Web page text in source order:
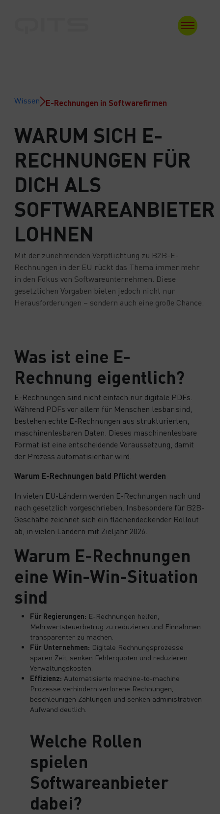
Wissen E-Rechnungen in Softwarefirmen
WARUM SICH E-
RECHNUNGEN FÜR
DICH ALS
SOFTWAREANBIETER
LOHNEN
Mit der zunehmenden Verpflichtung zu B2B-E-
Rechnungen in der EU rückt das Thema immer mehr
in den Fokus von Softwareunternehmen. Diese
gesetzlichen Vorgaben bieten jedoch nicht nur
Herausforderungen – sondern auch eine große Chance.
Was ist eine E-
Rechnung eigentlich?
E-Rechnungen sind nicht einfach nur digitale PDFs.
Während PDFs vor allem für Menschen lesbar sind,
bestehen echte E-Rechnungen aus strukturierten,
maschinenlesbaren Daten. Dieses maschinenlesbare
Format ist eine entscheidende Voraussetzung, damit
der Prozess automatisierbar wird.
Warum E-Rechnungen bald Pflicht werden
In vielen EU-Ländern werden E-Rechnungen nach und
nach gesetzlich vorgeschrieben. Insbesondere für B2B-
Geschäfte zeichnet sich ein flächendeckender Rollout
ab, in vielen Ländern mit Zieljahr 2026.
Warum E-Rechnungen
eine Win-Win-Situation
sind
Für Regierungen: E-Rechnungen helfen,
Mehrwertsteuerbetrug zu reduzieren und Einnahmen
transparenter zu machen.
Für Unternehmen: Digitale Rechnungsprozesse
sparen Zeit, senken Fehlerquoten und reduzieren
Verwaltungskosten.
Effizienz: Automatisierte machine-to-machine
Prozesse verhindern verlorene Rechnungen,
beschleunigen Zahlungen und senken administrativen
Aufwand deutlich.
Welche Rollen
spielen
Softwareanbieter
dabei?